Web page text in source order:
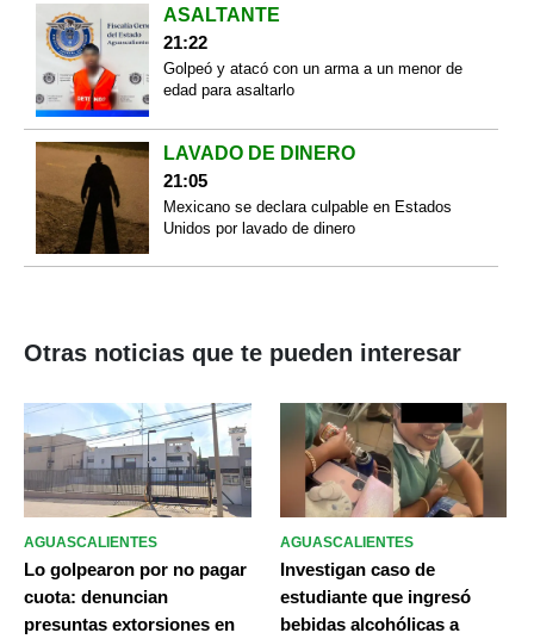
ASALTANTE
21:22
Golpeó y atacó con un arma a un menor de
edad para asaltarlo
LAVADO DE DINERO
21:05
Mexicano se declara culpable en Estados
Unidos por lavado de dinero
Otras noticias que te pueden interesar
AGUASCALIENTES
Lo golpearon por no pagar
cuota: denuncian
presuntas extorsiones en
AGUASCALIENTES
Investigan caso de
estudiante que ingresó
bebidas alcohólicas a